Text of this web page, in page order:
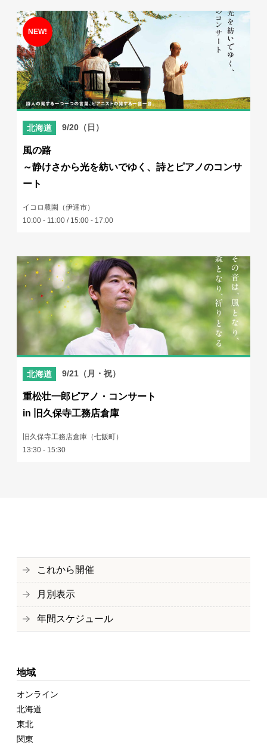
北海道 9/20（日）
風の路
～静けさから光を紡いでゆく、詩とピアノのコンサ
ート
イコロ農園（伊達市）
10:00 - 11:00 / 15:00 - 17:00
北海道 9/21（月・祝）
重松壮一郎ピアノ・コンサート
in 旧久保寺工務店倉庫
旧久保寺工務店倉庫（七飯町）
13:30 - 15:30
これから開催
月別表示
年間スケジュール
地域
オンライン
北海道
東北
関東